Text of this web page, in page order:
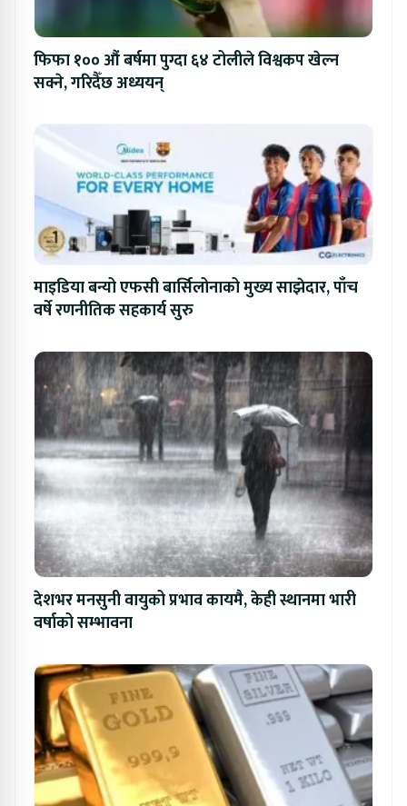
फिफा १०० औं बर्षमा पुग्दा ६४ टोलीले विश्वकप खेल्न
सक्ने, गरिदैँछ अध्ययन्
माइडिया बन्यो एफसी बार्सिलोनाको मुख्य साझेदार, पाँच
वर्षे रणनीतिक सहकार्य सुरु
देशभर मनसुनी वायुको प्रभाव कायमै, केही स्थानमा भारी
वर्षाको सम्भावना